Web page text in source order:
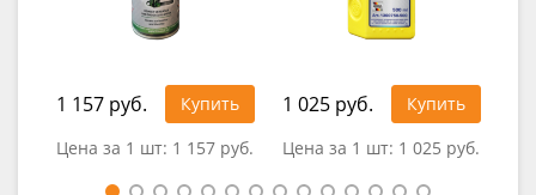
1 157 руб.
Купить
Цена за 1 шт: 1 157 руб.
1 025 руб.
Купить
Цена за 1 шт: 1 025 руб.